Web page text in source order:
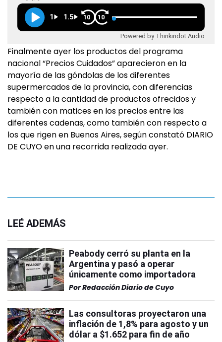
1 1.5 10 10
Powered by Thinkindot Audio
Finalmente ayer los productos del programa
nacional “Precios Cuidados” aparecieron en la
mayoría de las góndolas de los diferentes
supermercados de la provincia, con diferencias
respecto a la cantidad de productos ofrecidos y
también con matices en los precios entre las
diferentes cadenas, como también con respecto a
los que rigen en Buenos Aires, según constató DIARIO
DE CUYO en una recorrida realizada ayer.
LEÉ ADEMÁS
Peabody cerró su planta en la
Argentina y pasó a operar
únicamente como importadora
PorRedacción Diario de Cuyo
Las consultoras proyectaron una
inflación de 1,8% para agosto y un
dólar a $1.652 para fin de año